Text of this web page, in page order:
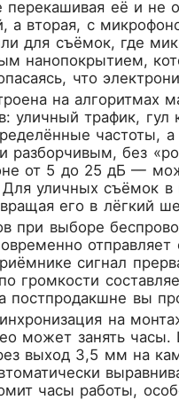
перекашивая её и
а вторая, с
для съёмок, где
нанопокрытием,
что
на алгоритмах
уличный трафик,
частоты,
разборчивым, без
от 5 до 25 дБ —
Для уличных съёмок
его в лёгкий
при выборе
сигнал
громкости
вы
на
может занять
выход 3,5 мм на
часы работы,